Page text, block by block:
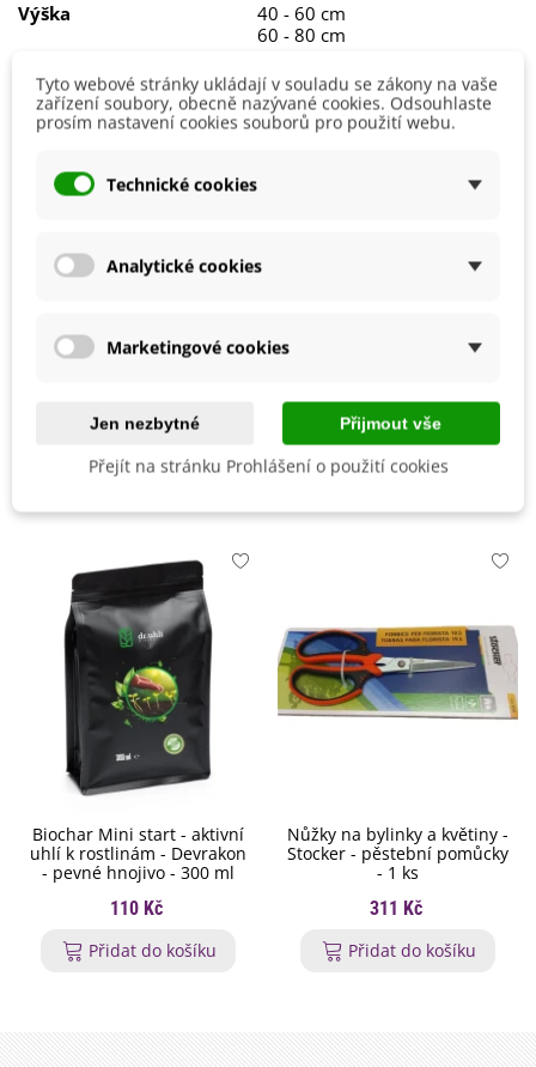
Výška
40 - 60 cm
60 - 80 cm
Stanoviště
Polostín
Slunečné
Barva Květů
Fialová
Doba Kvetení
Možnosti Pěstování
Vegetační Doba
Letničky
Nehybridní
Mohlo by se také hodit
Biochar Mini start - aktivní
uhlí k rostlinám - Devrakon
- pevné hnojivo - 300 ml
110 Kč
Přidat do košíku
Nůžky na bylinky a květiny -
Stocker - pěstební pomůcky
- 1 ks
311 Kč
Přidat do košíku
Tyto webové stránky ukládají v souladu se zákony na vaše
zařízení soubory, obecně nazývané cookies. Odsouhlaste
prosím nastavení cookies souborů pro použití webu.
Technické cookies
Analytické cookies
Marketingové cookies
Jen nezbytné Přijmout vše
Přejít na stránku Prohlášení o použití cookies